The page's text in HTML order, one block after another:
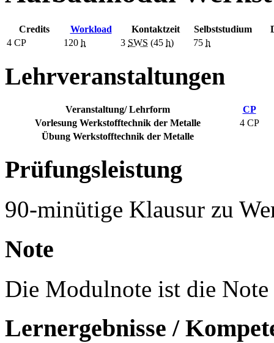
Credits Workload Kontaktzeit Selbststudium
4 CP 120 h 3 SWS (45 h) 75 h
Lehrveranstaltungen
Veranstaltung/ Lehrform
CP
Vorlesung Werkstofftechnik der Metalle
4 CP
Übung Werkstofftechnik der Metalle
Prüfungsleistung
90-minütige Klausur zu
Note
Die Modulnote ist die Note
Lernergebnisse /